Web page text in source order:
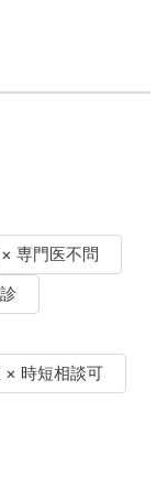
専門医不問
× 時短相談可